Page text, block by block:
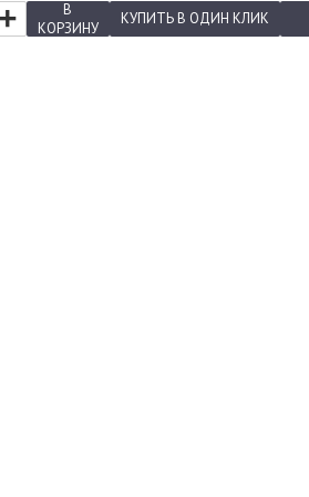
В
КОРЗИНУ
КУПИТЬВ ОДИН КЛИК